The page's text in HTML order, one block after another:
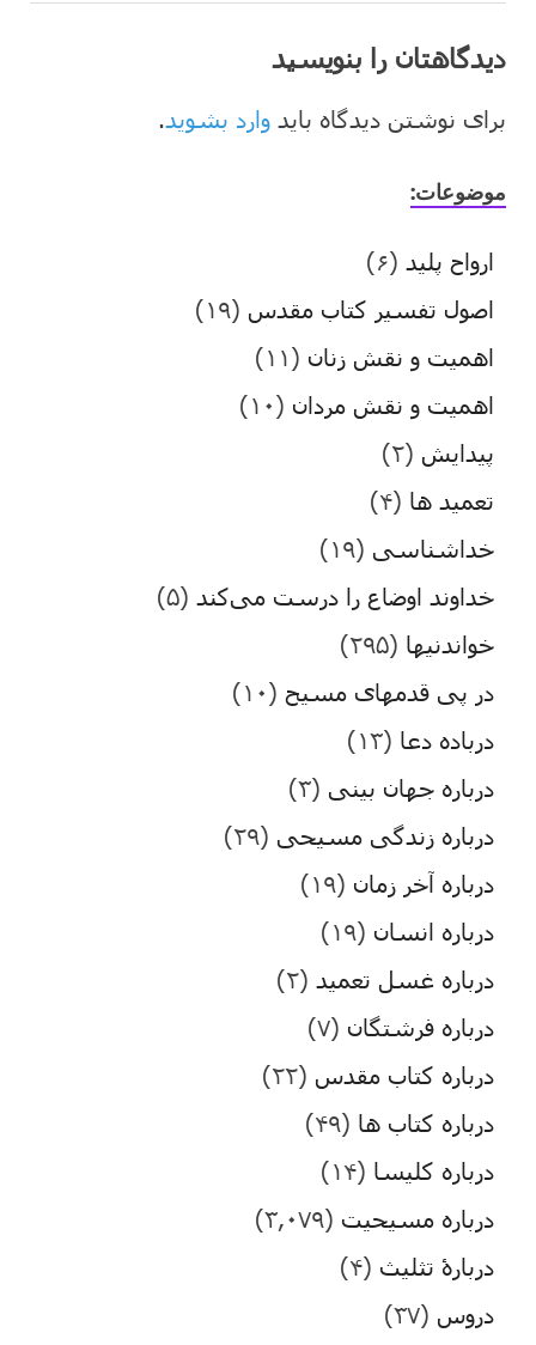
دیدگاهتان را بنویسید
برای نوشتن دیدگاه باید وارد بشوید .
موضوعات:
ارواح پلید (۶)
اصول تفسیر کتاب مقدس (۱۹)
اهمیت و نقش زنان (۱۱)
اهمیت و نقش مردان (۱۰)
پیدایش (۲)
تعمید ها (۴)
خداشناسی (۱۹)
خداوند اوضاع را درست می‌کند (۵)
خواندنیها (۲۹۵)
در پی قدمهای مسیح (۱۰)
درباده دعا (۱۳)
درباره جهان بینی (۳)
درباره زندگی مسیحی (۲۹)
درباره آخر زمان (۱۹)
درباره انسان (۱۹)
درباره غسل تعمید (۲)
درباره فرشتگان (۷)
درباره کتاب مقدس (۲۲)
درباره کتاب ها (۴۹)
درباره کلیسا (۱۴)
درباره مسیحیت (۳,۰۷۹)
دربارۀ تثلیث (۴)
دروس (۳۷)